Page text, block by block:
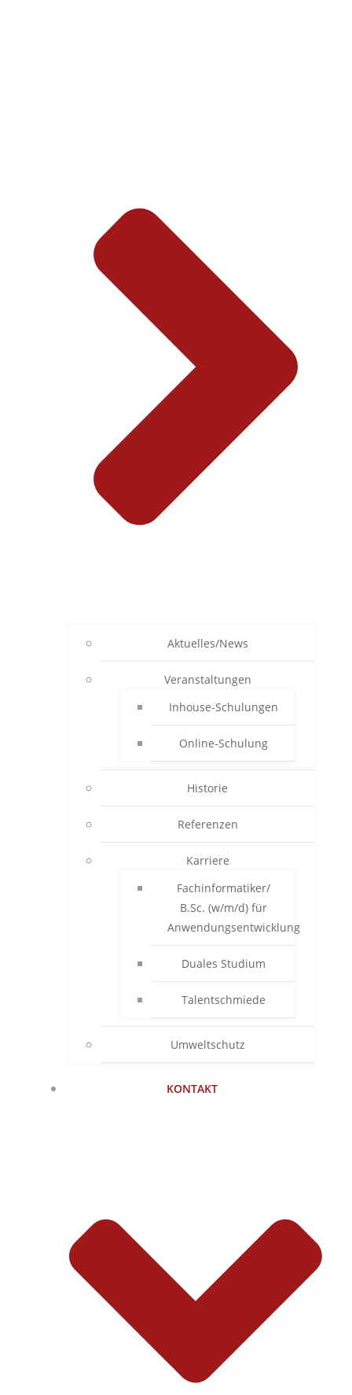
Aktuelles/News
Veranstaltungen
Inhouse-Schulungen
Online-Schulung
Historie
Referenzen
Karriere
Fachinformatiker/
B.Sc. (w/m/d) für
Anwendungsentwicklung
Duales Studium
Talentschmiede
Umweltschutz
KONTAKT